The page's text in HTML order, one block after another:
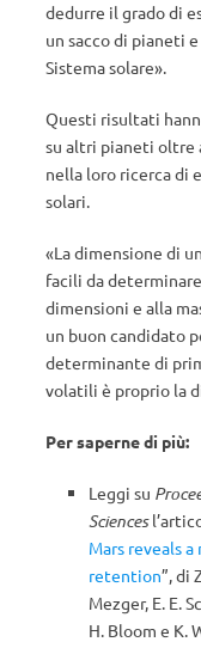
dedurre il grado di
un sacco di pianeti
Sistema solare».
Questi risultati
su altri pianeti oltre
nella loro ricerca di
solari.
«La dimensione di
facili da
dimensioni e alla
un buon candidato
determinante di
volatili è proprio la
Per saperne di più:
Leggi su
Sciences
Mars reveals
retention”, di
Mezger, E. E.
H. Bloom e K.